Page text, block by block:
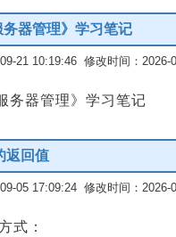
器管理》学习笔记
21 10:19:46 修改时间：2026-
务器管理》学习笔记
返回值
05 17:09:24 修改时间：2026-
式：